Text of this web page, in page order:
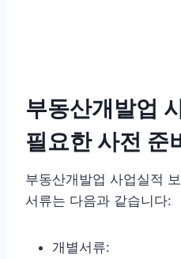
부동산개발업
필요한 사전 준
부동산개발업 사업실적
서류는 다음과 같습니다:
개별서류: